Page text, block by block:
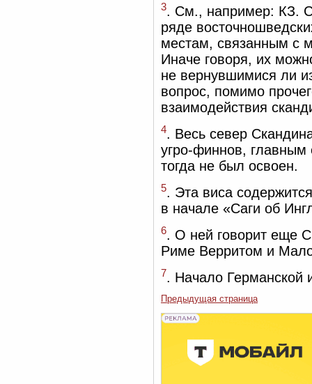
3. См., например: КЗ.
ряде
местам, связанным с
Иначе говоря, их
не вернувшимися ли
вопрос, помимо
взаимодействия
4. Весь север
угро-финнов,
тогда не был освоен.
5. Эта виса
в начале «Саги об
6. О ней говорит еще
Риме Верритом и
7. Начало Германской
Предыдущая страница